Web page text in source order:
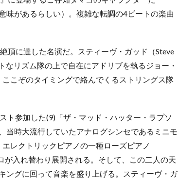
味があるらしい）。複雑な転調の4ビートの楽曲
頂に達した名演だ。スティーヴ・ガッド（Steve
なリズム隊の上で自在にアドリブを執るジョー・
こぞのタイミングで絡んでくるストリングス隊
ト参加した(9)「ザ・マッド・ハッター・ラプソ
当時大流行していたアナログシンセであるミニモ
レクトリックピアノの一種ローズピアノ
が入れ替わり展開される。そして、この二人の天
ングに回って音楽を盛り上げる。スティーヴ・ガ